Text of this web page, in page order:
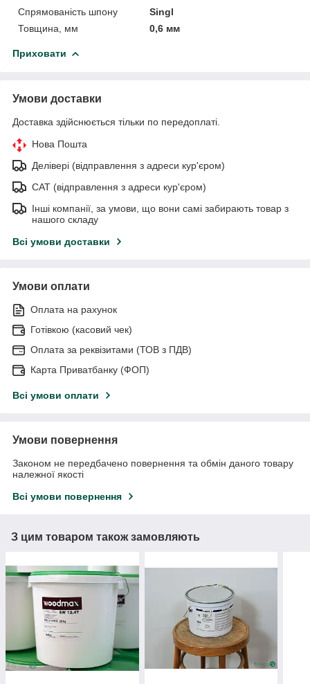
Спрямованість шпону
Singl
Товщина, мм
0,6 мм
Приховати
Умови доставки
Доставка здійснюється тільки по передоплаті.
Нова Пошта
Делівері (відправлення з адреси кур'єром)
САТ (відправлення з адреси кур'єром)
Інші компанії, за умови, що вони самі забирають товар з
нашого складу
Всі умови доставки
Умови оплати
Оплата на рахунок
Готівкою (касовий чек)
Оплата за реквізитами (ТОВ з ПДВ)
Карта Приватбанку (ФОП)
Всі умови оплати
Умови повернення
Законом не передбачено повернення та обмін даного товару
належної якості
Всі умови повернення
З цим товаром також замовляють